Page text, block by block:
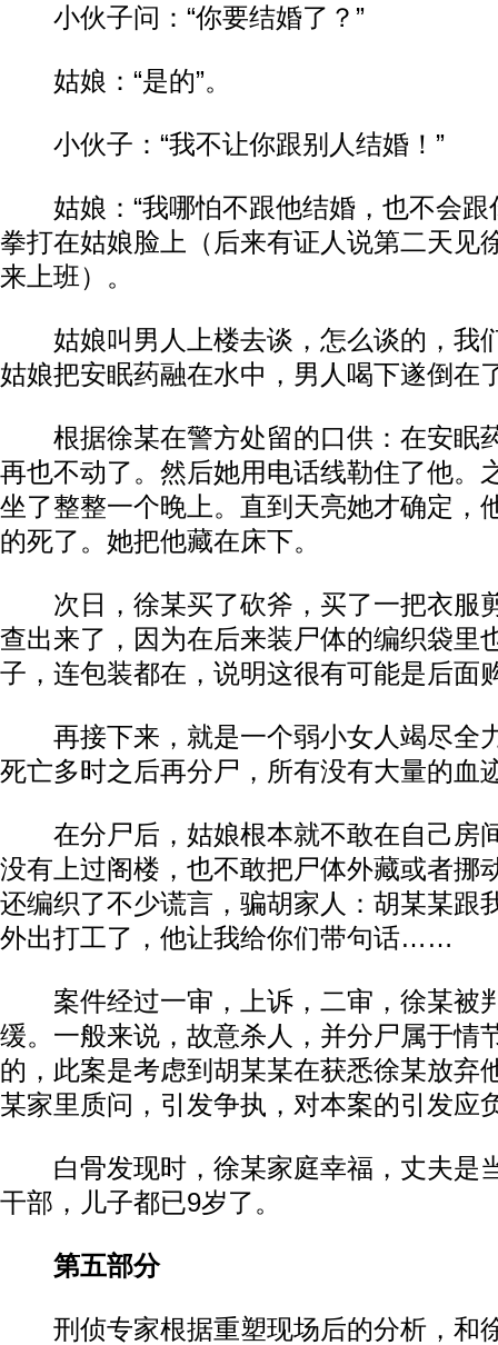
小伙子问：“你要结婚了？”
姑娘：“是的”。
小伙子：“我不让你跟别人结婚！”
姑娘：“我哪怕不跟他结婚，也不会跟
拳打在姑娘脸上（后来有证人说第二天见
来上班）。
姑娘叫男人上楼去谈，怎么谈的，我
姑娘把安眠药融在水中，男人喝下遂倒在
根据徐某在警方处留的口供：在安眠
再也不动了。然后她用电话线勒住了他。
坐了整整一个晚上。直到天亮她才确定，
的死了。她把他藏在床下。
次日，徐某买了砍斧，买了一把衣服
查出来了，因为在后来装尸体的编织袋里
子，连包装都在，说明这很有可能是后面
再接下来，就是一个弱小女人竭尽全
死亡多时之后再分尸，所有没有大量的血
在分尸后，姑娘根本就不敢在自己房
没有上过阁楼，也不敢把尸体外藏或者挪
还编织了不少谎言，骗胡家人：胡某某跟
外出打工了，他让我给你们带句话……
案件经过一审，上诉，二审，徐某被
缓。一般来说，故意杀人，并分尸属于情
的，此案是考虑到胡某某在获悉徐某放弃
某家里质问，引发争执，对本案的引发应
白骨发现时，徐某家庭幸福，丈夫是
干部，儿子都已9岁了。
第五部分
刑侦专家根据重塑现场后的分析，和